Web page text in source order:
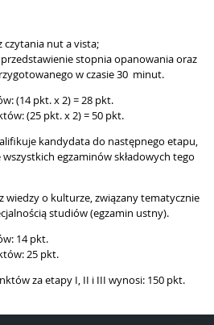
czytania nut a vista;
stopnia opanowania oraz
w czasie 30 minut.
(14 pkt. x 2) = 28 pkt.
(25 pkt. x 2) = 50 pkt.
kandydata do następnego etapu,
egzaminów składowych tego
wiedzy o kulturze, związany tematycznie
studiów (egzamin ustny).
14 pkt.
25 pkt.
za etapy I, II i III wynosi: 150 pkt.